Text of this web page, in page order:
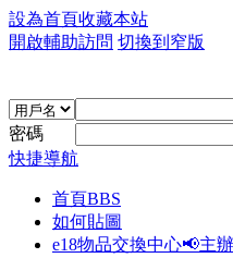
設為首頁收藏本站
開啟輔助訪問 切換到窄版
密碼
快捷導航
首頁BBS
如何貼圖
e18物品交換中心📢主